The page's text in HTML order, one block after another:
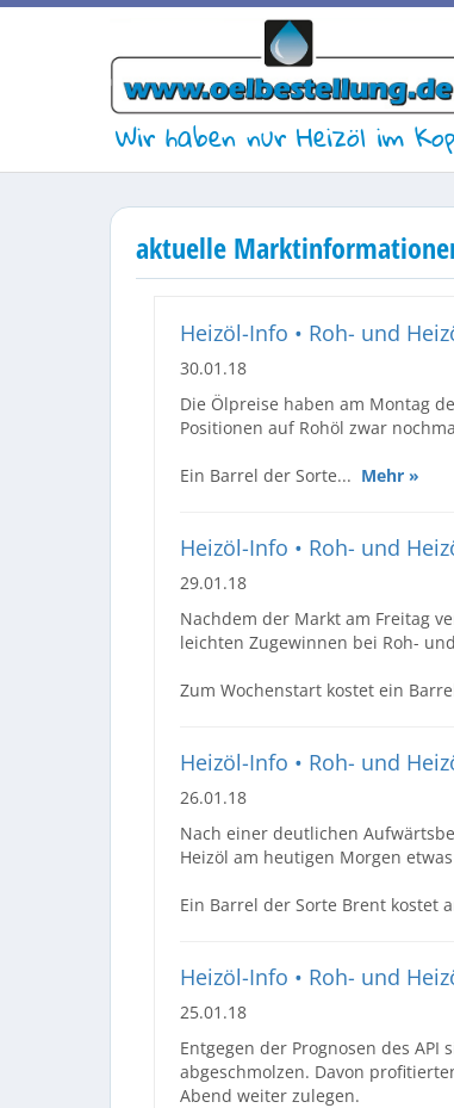
Wir haben nur Heizöl im
aktuelle
Heizöl-Info • Roh- und
30.01.18
Die Ölpreise haben am Montag
Positionen auf Rohöl zwar
Ein Barrel der Sorte... Mehr »
Heizöl-Info • Roh- und
29.01.18
Nachdem der Markt am Freitag
leichten Zugewinnen bei Roh-
Zum Wochenstart kostet ein
Heizöl-Info • Roh- und
26.01.18
Nach einer deutlichen
Heizöl am heutigen Morgen
Ein Barrel der Sorte Brent kostet
Heizöl-Info • Roh- und
25.01.18
Entgegen der Prognosen des
abgeschmolzen. Davon
Abend weiter zulegen.